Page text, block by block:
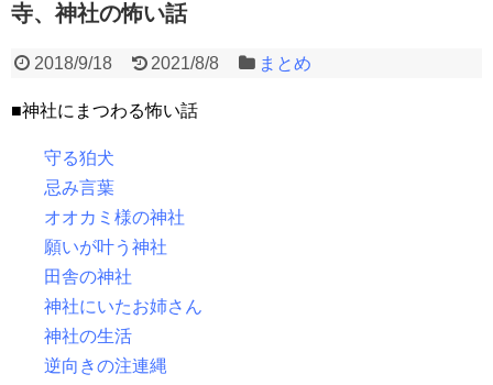
寺、神社の怖い話
2018/9/18 2021/8/8 まとめ
■神社にまつわる怖い話
守る狛犬
忌み言葉
オオカミ様の神社
願いが叶う神社
田舎の神社
神社にいたお姉さん
神社の生活
逆向きの注連縄